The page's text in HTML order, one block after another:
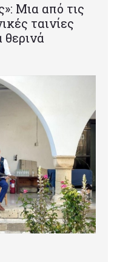
Mια από τις
ταινίες